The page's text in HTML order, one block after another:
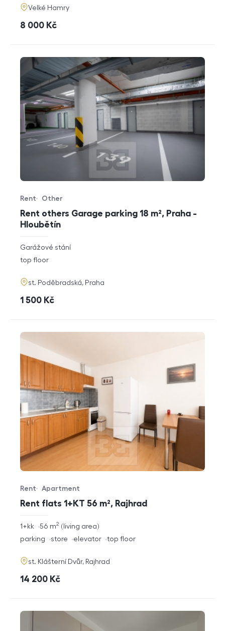
adresa
Velké Hamry
cena
8 000 Kč
Rent others Garage parking 18 m², Praha -
Hloubětín
Offer type
Rent
Property type
Other
rozměry
disposition
Garážové stání
funkce
top floor
adresa
st. Poděbradská, Praha
cena
1 500 Kč
Rent flats 1+KT 56 m², Rajhrad
Offer type
Rent
Property type
Apartment
rozměry
disposition
1+kk living area
56 m2
funkce
parking store elevator top floor
adresa
st. Klášterní Dvůr, Rajhrad
cena
14 200 Kč